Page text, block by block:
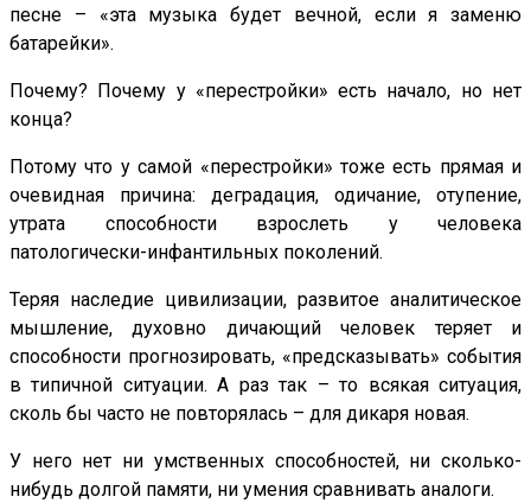
песне – «эта музыка будет вечной, если я заменю
батарейки».
Почему? Почему у «перестройки» есть начало, но нет
конца?
Потому что у самой «перестройки» тоже есть прямая и
очевидная причина: деградация, одичание, отупение,
утрата способности взрослеть у человека
патологически-инфантильных поколений.
Теряя наследие цивилизации, развитое аналитическое
мышление, духовно дичающий человек теряет и
способности прогнозировать, «предсказывать» события
в типичной ситуации. А раз так – то всякая ситуация,
сколь бы часто не повторялась – для дикаря новая.
У него нет ни умственных способностей, ни сколько-
нибудь долгой памяти, ни умения сравнивать аналоги.